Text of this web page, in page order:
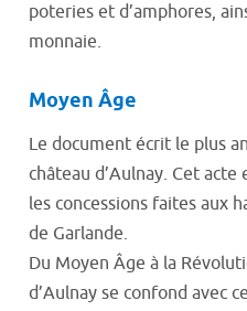
poteries et d’amphores,
monnaie.
Moyen Âge
Le document écrit le plus
château d’Aulnay. Cet
les concessions faites aux
de Garlande.
Du Moyen Âge à la
d’Aulnay se confond avec